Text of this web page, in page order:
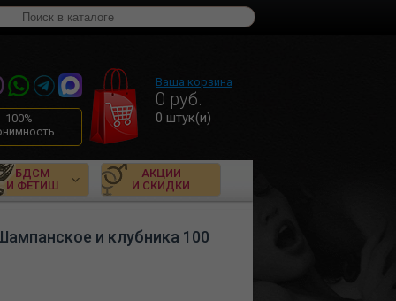
100%
Ваша корзина
0 руб.
0 штук(и)
БДСМ
И ФЕТИШ
АКЦИИ
И СКИДКИ
и клубника 100